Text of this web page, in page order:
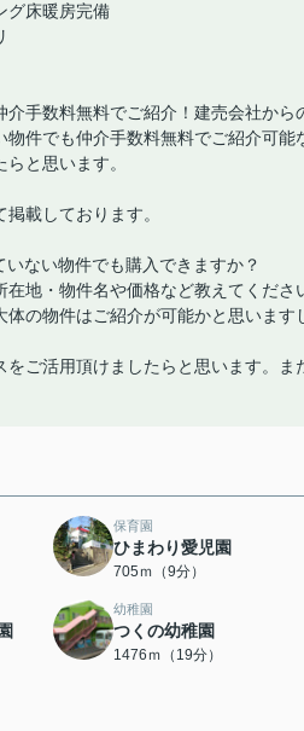
グ床暖房完備
介手数料無料でご紹介！建売会社か
件でも仲介手数料無料でご紹介可
と思います。
載しております。
ない物件でも購入できますか？
在地・物件名や価格など教えてくだ
の物件はご紹介が可能かと思います
ご活用頂けましたらと思います。
保育園
ひまわり愛児園
705ｍ（9分）
幼稚園
つくの幼稚園
1476ｍ（19分）